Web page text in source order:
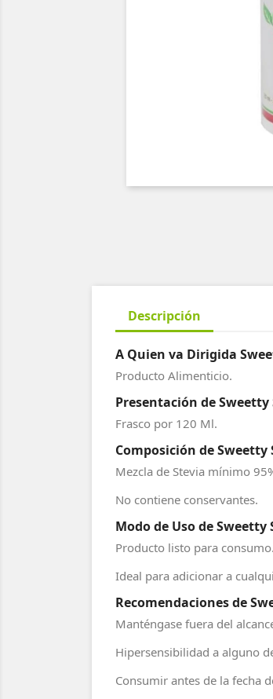
Descripción
A Quien va Dirigida
Producto Alimenticio.
Presentación de
Frasco por 120 Ml.
Composición de
Mezcla de Stevia mínimo
No contiene conservantes.
Modo de Uso de
Producto listo para consumo.
Ideal para adicionar a
Recomendaciones de
Manténgase fuera del
Hipersensibilidad a alguno
Consumir antes de la fecha